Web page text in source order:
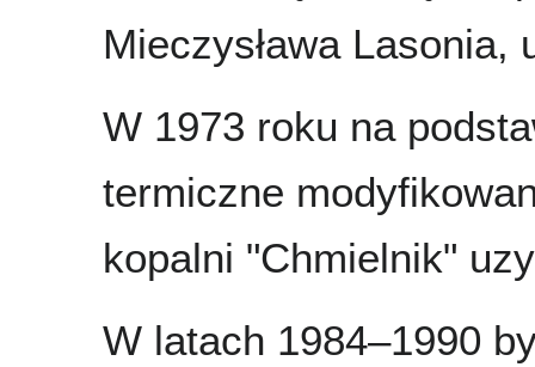
Mieczysława Lasonia,
W 1973 roku na
termiczne
kopalni "Chmielnik"
W latach 1984–1990